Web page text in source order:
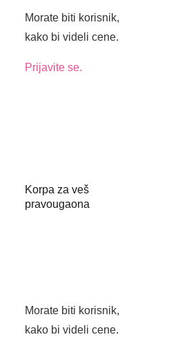
Morate biti korisnik,
kako bi videli cene.
Prijavite se.
Korpa za veš
pravougaona
Morate biti korisnik,
kako bi videli cene.